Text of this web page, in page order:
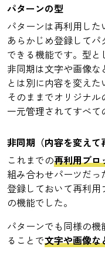
パターンの型
パターンは再利用し
あらかじめ登録して
できる機能です。型と
非同期は文字や画像
とは別に内容を変え
そのままでオリジナ
一元管理されてすべて
非同期（内容を変えて
これまでの再利用ブロ
組み合わせパーツだっ
登録しておいて再利
の機能でした。
パターンでも同様の機
ることで文字や画像な